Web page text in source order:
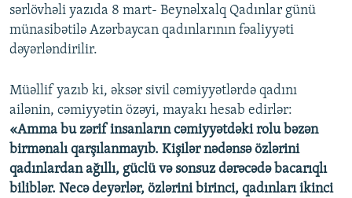
sərlövhəli yazıda 8 mart- Beynəlxalq Qadınlar günü
münasibətilə Azərbaycan qadınlarının fəaliyyəti
dəyərləndirilir.
Müəllif yazıb ki, əksər sivil cəmiyyətlərdə qadını
ailənin, cəmiyyətin özəyi, mayakı hesab edirlər:
«Amma bu zərif insanların cəmiyyətdəki rolu bəzən
birmənalı qarşılanmayıb. Kişilər nədənsə özlərini
qadınlardan ağıllı, güclü və sonsuz dərəcədə bacarıqlı
biliblər. Necə deyərlər, özlərini birinci, qadınları ikinci